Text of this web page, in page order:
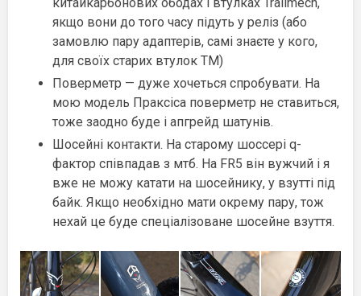
китайкарбонових ободах і втулках Trailmech,
якщо вони до того часу підуть у реліз (або
замовлю пару адаптерів, самі знаєте у кого,
для своїх старих втулок ТМ)
Поверметр — дуже хочеться спробувати. На
мою модель Праксіса поверметр не ставиться,
тоже заодно буде і апгрейд шатунів.
Шосейні контакти. На старому шоссері q-
фактор співпадав з мтб. На FR5 він вужчий і я
вже не можу катати на шосейнику, у взутті під
байк. Якщо необхідно мати окрему пару, тож
нехай це буде спеціалізоване шосейне взуття.